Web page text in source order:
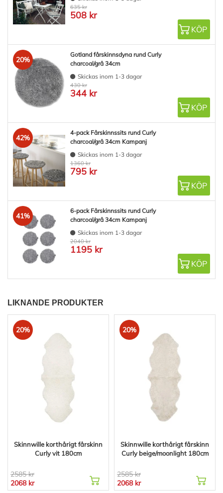
635 kr
508 kr
KÖP
20%
Gotland fårskinnsdyna rund Curly
charcoal/grå 34cm
Skickas inom 1-3 dagar
430 kr
344 kr
KÖP
42%
4-pack Fårskinnssits rund Curly
charcoal/grå 34cm Kampanj
Skickas inom 1-3 dagar
1360 kr
795 kr
KÖP
41%
6-pack Fårskinnssits rund Curly
charcoal/grå 34cm Kampanj
Skickas inom 1-3 dagar
2040 kr
1195 kr
KÖP
LIKNANDE PRODUKTER
20%
Skinnwille korthårigt fårskinn
Curly vit 180cm
2585 kr
2068 kr
20%
Skinnwille korthårigt fårskinn
Curly beige/moonlight 180cm
2585 kr
2068 kr